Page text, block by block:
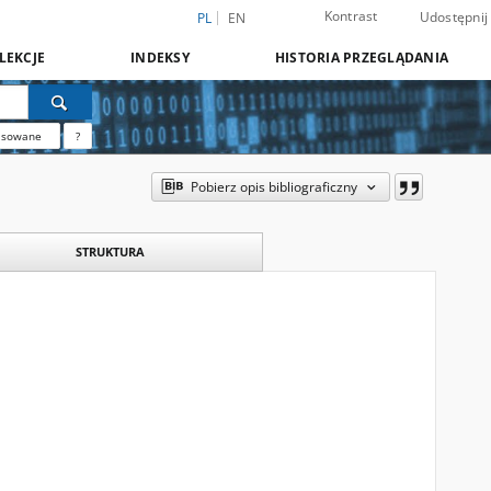
PL EN Kontrast Udostępnij
INDEKSY HISTORIA PRZEGLĄDANIA
?
Pobierz opis bibliograficzny
STRUKTURA